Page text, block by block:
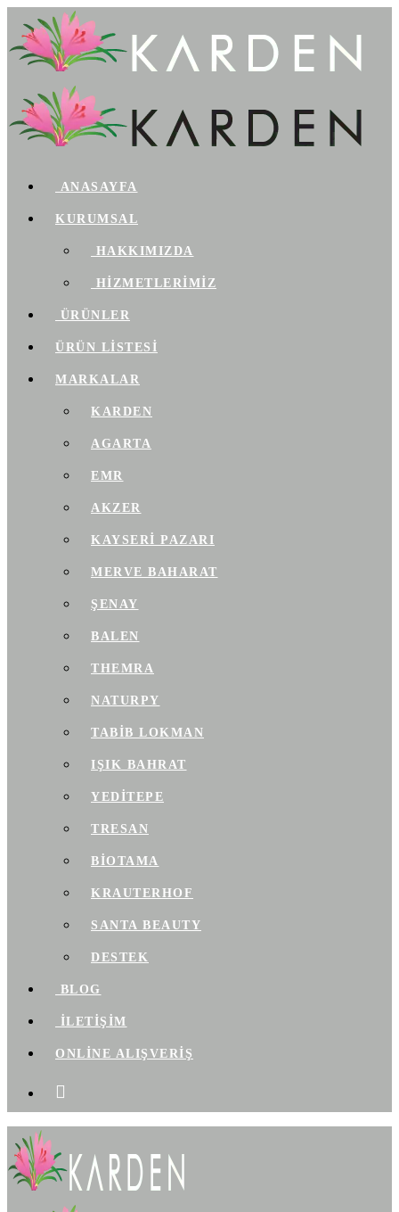
ANASAYFA
KURUMSAL
HAKKIMIZDA
HİZMETLERİMİZ
ÜRÜNLER
ÜRÜN LİSTESİ
MARKALAR
KARDEN
AGARTA
EMR
AKZER
KAYSERI PAZARI
MERVE BAHARAT
ŞENAY
BALEN
THEMRA
NATURPY
TABIB LOKMAN
IŞIK BAHRAT
YEDITEPE
TRESAN
BIOTAMA
KRAUTERHOF
SANTA BEAUTY
DESTEK
BLOG
İLETİŞİM
ONLİNE ALIŞVERİŞ